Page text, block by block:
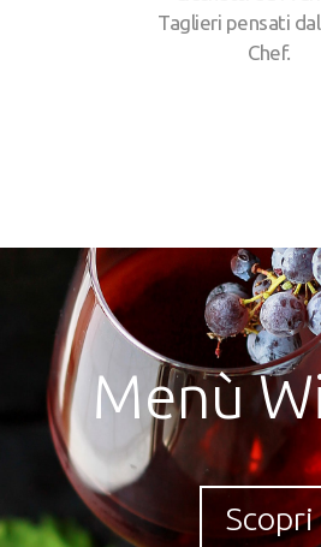
Taglieri pensati
Chef.
Menù
Scopri